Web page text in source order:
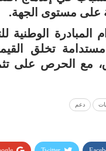
على مستوى الجهة.
المبادرة الوطنية
تخلق
مع الحرص على
دعم